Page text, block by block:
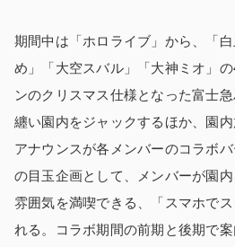
期間中は「ホロライブ」から、「
め」「大空スバル」「大神ミオ」
ンのクリスマス仕様となった富士
纏い園内をジャックするほか、園
アナウンスが各メンバーのコラボ
の目玉企画として、メンバーが園
雰囲気を満喫できる、「スマホで
れる。コラボ期間の前期と後期で